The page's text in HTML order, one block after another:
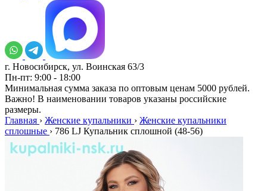
г. Новосибирск, ул. Воинская 63/3
Пн-пт: 9:00 - 18:00
Минимальная сумма заказа по оптовым ценам 5000 рублей.
Важно! В наименовании товаров указаны российские
размеры.
Главная › Женские купальники › Женские купальники
сплошные › 786 LJ Купальник сплошной (48-56)